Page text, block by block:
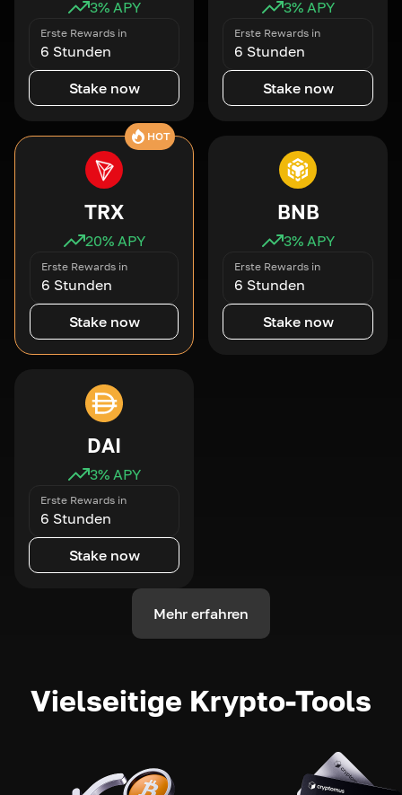
3% APY
Erste Rewards in
6 Stunden
Stake now
3% APY
Erste Rewards in
6 Stunden
Stake now
HOT
TRX
20% APY
Erste Rewards in
6 Stunden
Stake now
BNB
3% APY
Erste Rewards in
6 Stunden
Stake now
DAI
3% APY
Erste Rewards in
6 Stunden
Stake now
Mehr erfahren
Vielseitige Krypto-Tools